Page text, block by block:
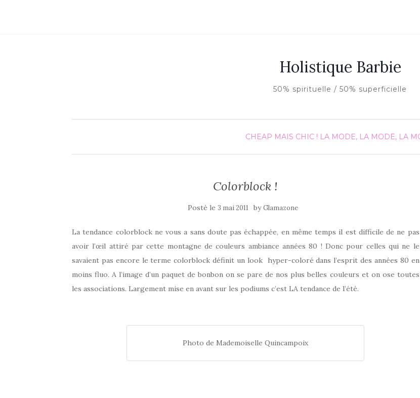
Holistique Barbie
50% spirituelle / 50% superficielle
CHEAP MAIS CHIC ! LA MODE, LA MODE, LA
Colorblock !
Posté le 3 mai 2011 byGlamazone
La tendance colorblock ne vous a sans doute pas échappée, en même temps il est difficile de ne pas
avoir l’œil attiré par cette montagne de couleurs ambiance années 80 ! Donc pour celles qui ne le
savaient pas encore le terme colorblock définit un look hyper-coloré dans l’esprit des années 80 en
moins fluo. A l’image d’un paquet de bonbon on se pare de nos plus belles couleurs et on ose toutes
les associations. Largement mise en avant sur les podiums c’est LA tendance de l’été.
Photo de Mademoiselle Quincampoix